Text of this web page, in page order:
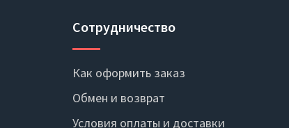
Сотрудничество
Как оформить заказ
Обмен и возврат
Условия оплаты и доставки